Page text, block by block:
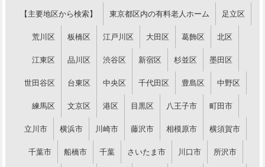
【主要地区から検索】 東京都区内の有料老人ホーム 足立区
荒川区 板橋区 江戸川区 大田区 葛飾区 北区
江東区 品川区 渋谷区 新宿区 杉並区 墨田区
世田谷区 台東区 中央区 千代田区 豊島区 中野区
練馬区 文京区 港区 目黒区 八王子市 町田市
立川市 横浜市 川崎市 藤沢市 相模原市 横須賀市
千葉市 船橋市 千葉 さいたま市 川口市 所沢市